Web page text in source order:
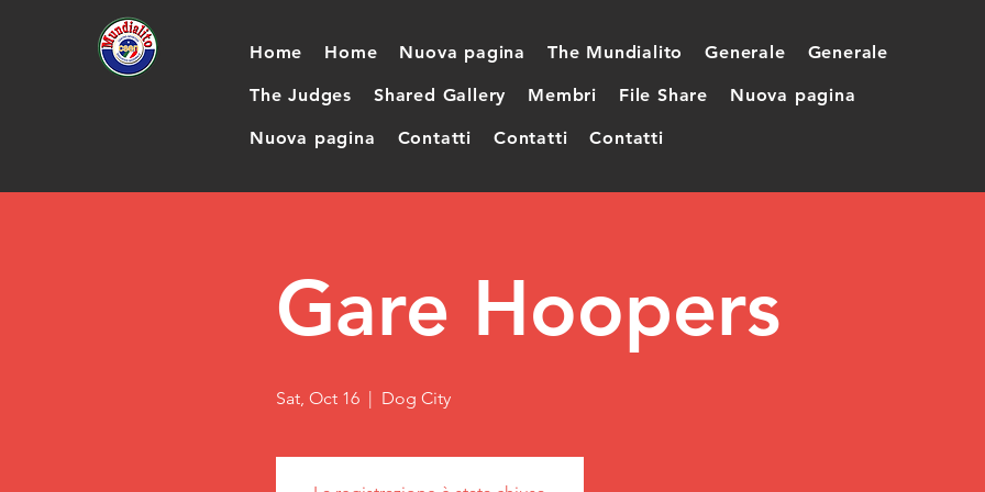
Home Home Nuova pagina The Mundialito Generale Generale
The Judges Shared Gallery Membri File Share Nuova pagina
Nuova pagina Contatti Contatti Contatti
Gare Hoopers
Sat, Oct 16
  |
Dog City